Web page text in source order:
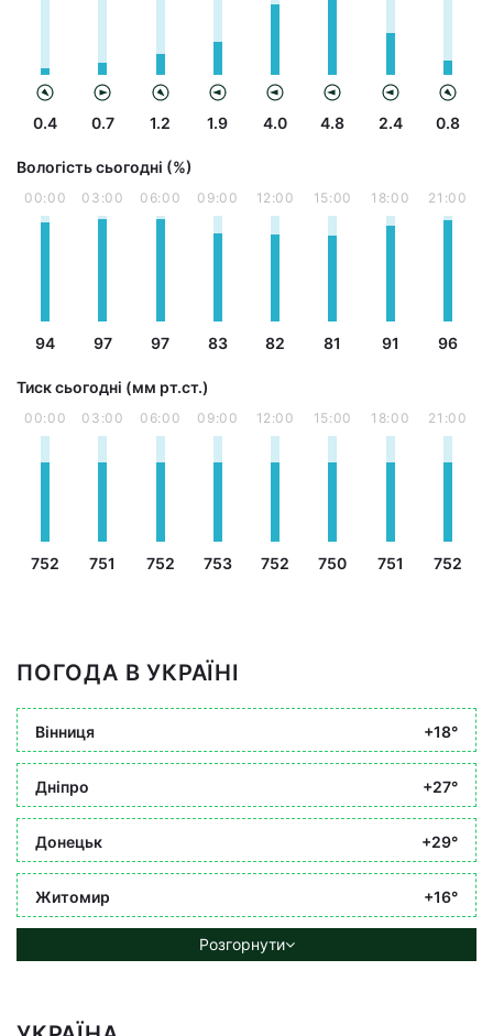
0.4 0.7 1.2 1.9 4.0 4.8 2.4 0.8
Вологість сьогодні (%)
00:00
94
03:00
97
06:00
97
09:00
83
12:00
82
15:00
81
18:00
91
21:00
96
Тиск сьогодні (мм рт.ст.)
00:00
752
03:00
751
06:00
752
09:00
753
12:00
752
15:00
750
18:00
751
21:00
752
ПОГОДА В УКРАЇНІ
Вінниця +18°
Дніпро +27°
Донецьк +29°
Житомир +16°
Розгорнути